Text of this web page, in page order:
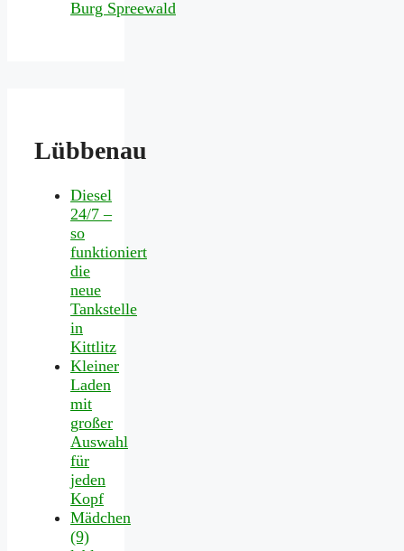
Lübbenau
Diesel
24/7 –
so
funktioniert
die
neue
Tankstelle
in
Kittlitz
Kleiner
Laden
mit
großer
Auswahl
für
jeden
Kopf
Mädchen
(9)